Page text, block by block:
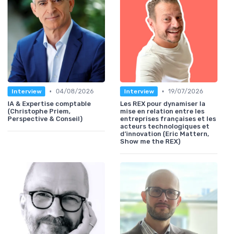
Interview • 04/08/2026
IA & Expertise comptable
(Christophe Priem,
Perspective & Conseil)
Interview • 19/07/2026
Les REX pour dynamiser la
mise en relation entre les
entreprises françaises et les
acteurs technologiques et
d’innovation (Eric Mattern,
Show me the REX)